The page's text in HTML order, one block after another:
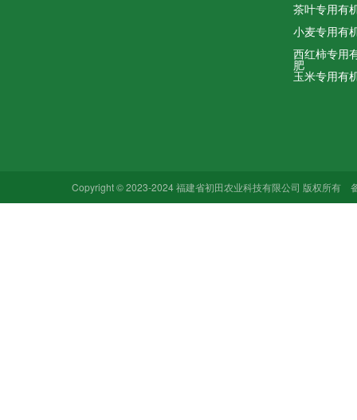
茶叶专用有
小麦专用有
西红柿专用
肥
玉米专用有
Copyright © 2023-2024 福建省初田农业科技有限公司 版权所有